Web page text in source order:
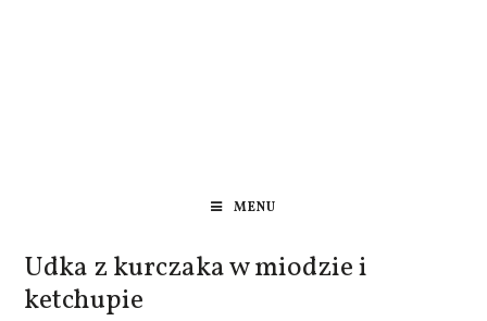
MENU
Udka z kurczaka w miodzie i
ketchupie